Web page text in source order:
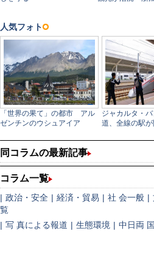
同コラムの最新記事
コラム一覧
| 政治・安全 | 経済・貿易 | 社 会一般 |
覧
| 写 真による報道 | 生態環境 | 中日両